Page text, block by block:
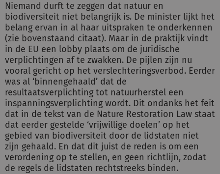
Niemand durft te zeggen dat natuur en
biodiversiteit niet belangrijk is. De minister lijkt het
belang ervan in al haar uitspraken te onderkennen
(zie bovenstaand citaat). Maar in de praktijk vindt
in de EU een lobby plaats om de juridische
verplichtingen af te zwakken. De pijlen zijn nu
vooral gericht op het verslechteringsverbod. Eerder
was al ‘binnengehaald’ dat de
resultaatsverplichting tot natuurherstel een
inspanningsverplichting wordt. Dit ondanks het feit
dat in de tekst van de Nature Restoration Law staat
dat eerder gestelde ‘vrijwillige doelen’ op het
gebied van biodiversiteit door de lidstaten niet
zijn gehaald. En dat dit juist de reden is om een
verordening op te stellen, en geen richtlijn, zodat
de regels de lidstaten rechtstreeks binden.